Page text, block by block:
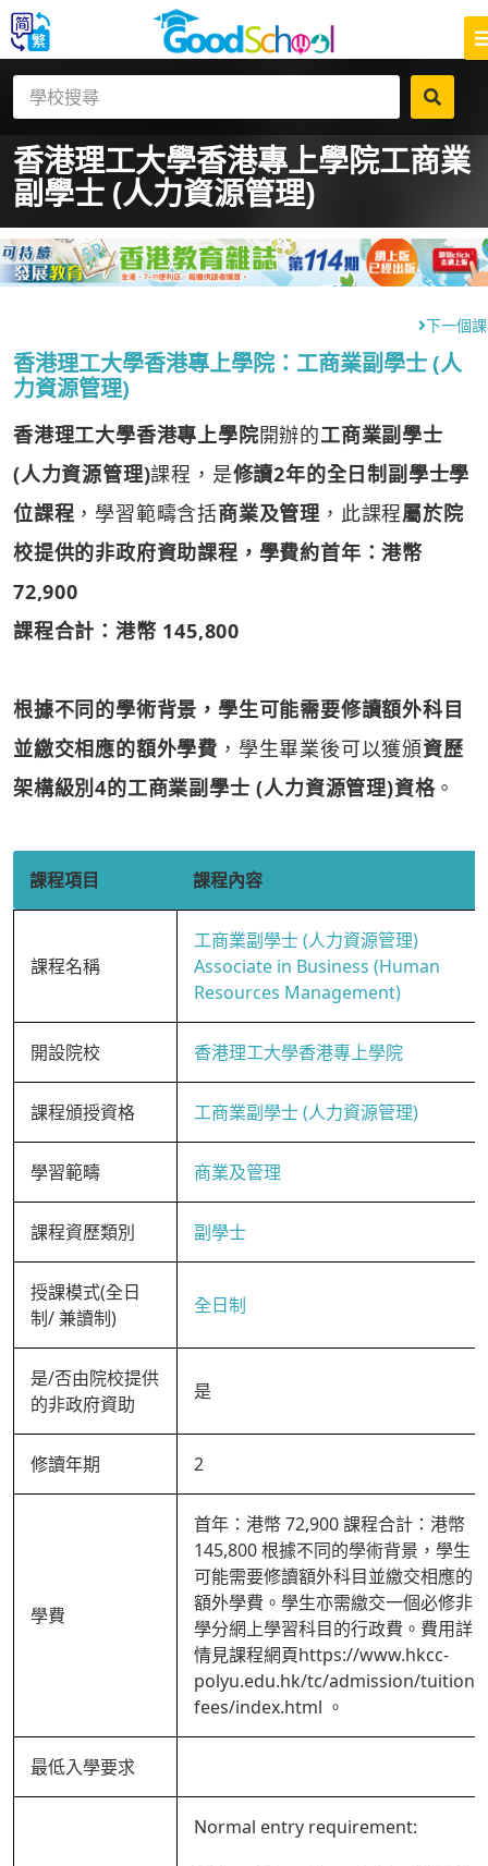
香港理工大學香港專上學院工商業
副學士 (人力資源管理)
下一個
香港理工大學香港專上學院：工商業副學士 (人
力資源管理)
香港理工大學香港專上學院開辦的工商業副學士
(人力資源管理)課程，是修讀2年的全日制副學士學
位課程 ，學習範疇含括商業及管理 ，此課程屬於院
校提供的非政府資助課程，學費約首年：港幣
72,900
課程合計：港幣 145,800
根據不同的學術背景，學生可能需要修讀額外科目
並繳交相應的額外學費 ，學生畢業後可以獲頒資歷
架構級別4的工商業副學士 (人力資源管理)資格。
課程項目 課程內容
課程名稱
工商業副學士 (人力資源管理)
Associate in Business (Human
Resources Management)
開設院校 香港理工大學香港專上學院
課程頒授資格 工商業副學士 (人力資源管理)
學習範疇 商業及管理
課程資歷類別 副學士
授課模式(全日
制/ 兼讀制)
全日制
是/否由院校提供
的非政府資助
是
修讀年期 2
學費
首年：港幣 72,900 課程合計：港幣
145,800 根據不同的學術背景，學生
可能需要修讀額外科目並繳交相應的
額外學費。學生亦需繳交一個必修非
學分網上學習科目的行政費。費用詳
情見課程網頁https://www.hkcc-
polyu.edu.hk/tc/admission/tuition-
fees/index.html 。
最低入學要求
Normal entry requirement: